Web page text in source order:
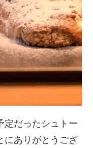
定だったシュトー
にありがとうござ